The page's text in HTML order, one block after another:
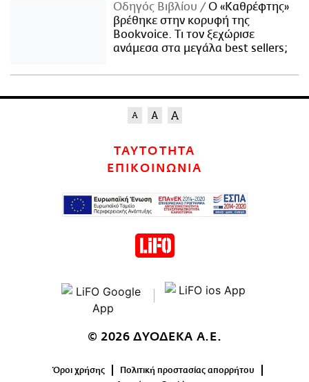
Οδηγός Βιβλίου
Ο «Καθρέφτης»
βρέθηκε στην κορυφή της
Bookvoice. Τι τον ξεχώρισε
ανάμεσα στα μεγάλα best sellers;
ΤΑΥΤΟΤΗΤΑ
ΕΠΙΚΟΙΝΩΝΙΑ
© 2026 ΔΥΟΔΕΚΑ Α.Ε.
Όροι χρήσης
Πολιτική προστασίας απορρήτου